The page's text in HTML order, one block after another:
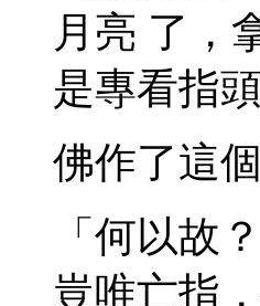
月亮 了，
是專看指
佛作了這
「何以故
豈唯亡指